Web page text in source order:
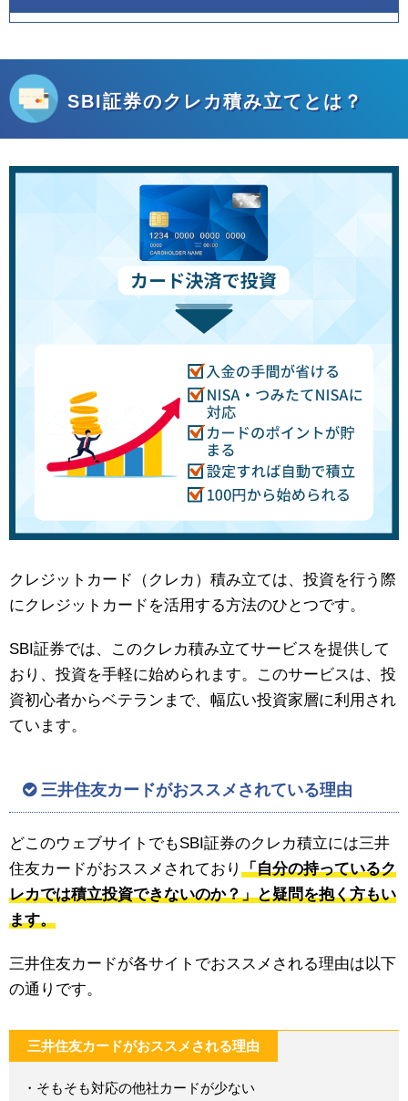
SBI証券のクレカ積み立てとは？
クレジットカード（クレカ）積み立ては、投資を行う際
にクレジットカードを活用する方法のひとつです。
SBI証券では、このクレカ積み立てサービスを提供して
おり、投資を手軽に始められます。このサービスは、投
資初心者からベテランまで、幅広い投資家層に利用され
ています。
三井住友カードがおススメされている理由
どこのウェブサイトでもSBI証券のクレカ積立には三井
住友カードがおススメされており 「自分の持っているク
レカでは積立投資できないのか？」と疑問を抱く方もい
ます。
三井住友カードが各サイトでおススメされる理由は以下
の通りです。
三井住友カードがおススメされる理由
・そもそも対応の他社カードが少ない